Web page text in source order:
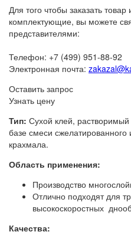
Для того чтобы заказать
комплектующие, вы можете
представителями:
Телефон: +7 (499) 951-88-92
Электронная почта:
Оставить запрос
Узнать цену
Тип: Сухой клей,
базе смеси
крахмала.
Область применения:
Производство
Отлично подходят для
высокоскоростных
Качества: